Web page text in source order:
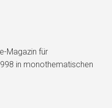
Magazin für
in monothematischen